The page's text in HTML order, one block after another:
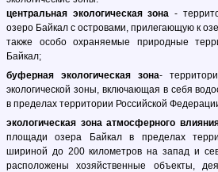
центральная экологическая зона -
озеро Байкал с островами, прилегающую к
также особо охраняемые природные
Байкал;
буферная экологическая зона-
экологической зоны, включающая в себя
в пределах территории Российской
экологическая зона атмосферного
площади озера Байкал в пределах
шириной до 200 километров на запад и
расположены хозяйственные объекты,